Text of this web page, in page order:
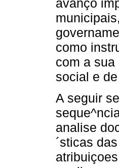
avanço
como
com a
social e
A seguir
analise
´sticas